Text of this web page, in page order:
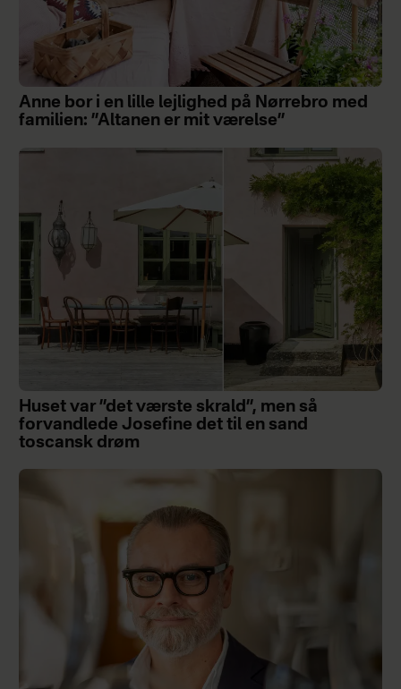
Anne bor i en lille lejlighed på Nørrebro med
familien: ”Altanen er mit værelse”
Huset var ”det værste skrald”, men så
forvandlede Josefine det til en sand
toscansk drøm